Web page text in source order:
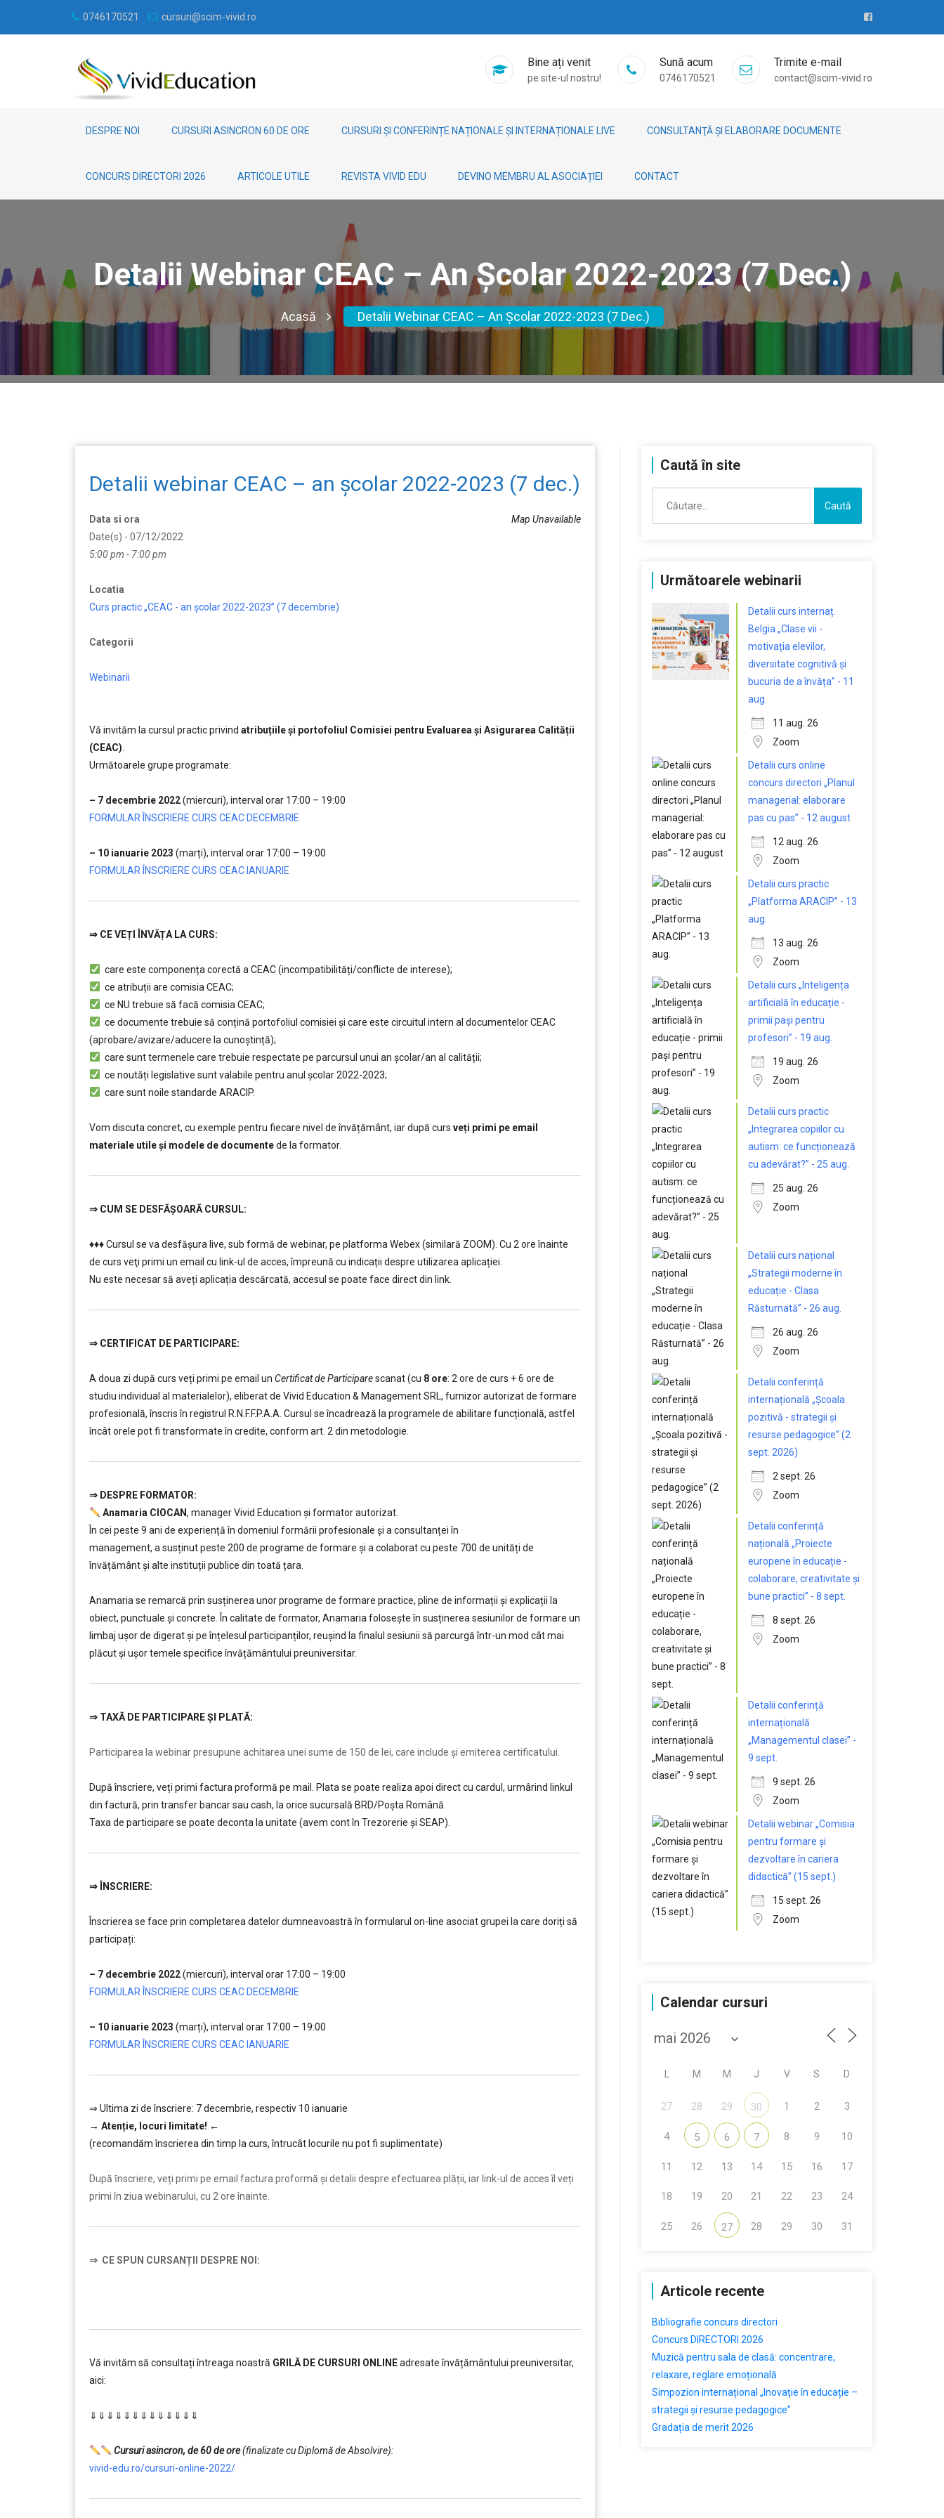
0746170521 cursuri@scim-vivid.ro
Bine ați venit
pe site-ul nostru!
Sună acum
0746170521
Trimite e-mail
contact@scim-vivid.ro
DESPRE NOI CURSURI ASINCRON 60 DE ORE CURSURI ȘI CONFERINȚE NAȚIONALE ȘI INTERNAȚIONALE LIVE CONSULTANŢĂ ȘI ELABORARE DOCUMENTE
CONCURS DIRECTORI 2026 ARTICOLE UTILE REVISTA VIVID EDU DEVINO MEMBRU AL ASOCIAȚIEI CONTACT
Detalii Webinar CEAC – An Școlar 2022-2023 (7 Dec.)
Acasă Detalii Webinar CEAC – An Școlar 2022-2023 (7 Dec.)
Detalii webinar CEAC – an școlar 2022-2023 (7 dec.)
Map Unavailable
Data si ora
Date(s) - 07/12/2022
5:00 pm - 7:00 pm
Locatia
Curs practic „CEAC - an școlar 2022-2023” (7 decembrie)
Categorii
Webinarii
Vă invităm la cursul practic privind atribuțiile și portofoliul Comisiei pentru Evaluarea și Asigurarea Calității
(CEAC)
Următoarele grupe programate:
– 7 decembrie 2022(miercuri), interval orar 17:00 – 19:00
FORMULAR ÎNSCRIERE CURS CEAC DECEMBRIE
– 10 ianuarie 2023 (marți), interval orar 17:00 – 19:00
FORMULAR ÎNSCRIERE CURS CEAC IANUARIE
⇒ CE VEȚI ÎNVĂȚA LA CURS:
care este componența corectă a CEAC (incompatibilități/conflicte de interese);
ce atribuții are comisia CEAC;
ce NU trebuie să facă comisia CEAC;
ce documente trebuie să conțină portofoliul comisiei și care este circuitul intern al documentelor CEAC
(aprobare/avizare/aducere la cunoştință);
care sunt termenele care trebuie respectate pe parcursul unui an şcolar/an al calității;
ce noutăți legislative sunt valabile pentru anul școlar 2022-2023;
care sunt noile standarde ARACIP.
Vom discuta concret, cu exemple pentru fiecare nivel de învățământ, iar după curs veți primi pe email
materiale utile și modele de documentede la formator.
⇒ CUM SE DESFĂȘOARĂ CURSUL:
♦♦♦ Cursul se va desfășura live, sub formă de webinar, pe platforma Webex (similară ZOOM). Cu 2 ore înainte
de curs veţi primi un email cu link-ul de acces, împreună cu indicații despre utilizarea aplicației.
Nu este necesar să aveți aplicația descărcată, accesul se poate face direct din link.
⇒ CERTIFICAT DE PARTICIPARE:
A doua zi după curs veți primi pe email un Certificat de Participarescanat (cu 8 ore: 2 ore de curs + 6 ore de
studiu individual al materialelor), eliberat de Vivid Education & Management SRL, furnizor autorizat de formare
profesională, înscris în registrul R.N.F.F.P.A.A. Cursul se încadrează la programele de abilitare funcțională, astfel
încât orele pot fi transformate în credite, conform art. 2 din metodologie.
⇒ DESPR E FORMATOR:
Anamaria CIOCAN, manager Vivid Education și formator autorizat.
În cei peste 9 ani de experiență în domeniul formării profesionale și a consultanței în
management, a susținut peste 200 de programe de formare și a colaborat cu peste 700 de unități de
învățământ şi alte instituții publice din toată țara.
Anamaria se remarcă prin susținerea unor programe de formare practice, pline de informații și explicații la
obiect, punctuale și concrete. În calitate de formator, Anamaria folosește în susținerea sesiunilor de formare un
limbaj ușor de digerat și pe înțelesul participanților, reușind la finalul sesiunii să parcurgă într-un mod cât mai
plăcut și ușor temele specifice învățământului preuniversitar.
⇒ TAXĂ DE PARTICIPARE ȘI PLATĂ:
Participarea la webinar presupune achitarea unei sume de 150 de lei, care include şi emiterea certificatului.
După înscriere, veți primi factura proformă pe mail. Plata se poate realiza apoi direct cu cardul, urmârind linkul
din factură, prin transfer bancar sau cash, la orice sucursală BRD/Poșta Română.
Taxa de participare se poate deconta la unitate (avem cont în Trezorerie și SEAP).
⇒ ÎNSCRIERE:
Înscrierea se face prin completarea datelor dumneavoastră în formularul on-line asociat grupei la care doriți să
participați:
– 7 decembrie 2022(miercuri), interval orar 17:00 – 19:00
FORMULAR ÎNSCRIERE CURS CEAC DECEMBRIE
– 10 ianuarie 2023 (marți), interval orar 17:00 – 19:00
FORMULAR ÎNSCRIERE CURS CEAC IANUARIE
⇒ Ultima zi de înscriere: 7 decembrie, respectiv 10 ianuarie
→ Atenție, locuri limitate! ←
(recomandăm înscrierea din timp la curs, întrucât locurile nu pot fi suplimentate)
După ȋnscriere, veți primi pe email factura proformă și detalii despre efectuarea plății, iar link-ul de acces îl veți
primi în ziua webinarului, cu 2 ore înainte.
⇒ CE SPUN CURSANȚII DESPRE NOI:
Vă invităm să consultați întreaga noastră GRILĂ DE CURSURI ONLINEadresate învățământului preuniversitar,
aici:
⇓⇓⇓⇓⇓⇓⇓⇓⇓⇓⇓⇓⇓
Cursuri asincron, de 60 de ore(finalizate cu Diplomă de Absolvire):
vivid-edu.ro/cursuri-online-2022/
Caută în site
după:
Următoarele webinarii
Detalii curs internaț.
Belgia „Clase vii -
motivația elevilor,
diversitate cognitivă și
bucuria de a învăța” - 11
aug.
11 aug. 26
Zoom
Detalii curs online
concurs directori „Planul
managerial: elaborare
pas cu pas” - 12 august
12 aug. 26
Zoom
Detalii curs practic
„Platforma ARACIP” - 13
aug.
13 aug. 26
Zoom
Detalii curs „Inteligența
artificială în educație -
primii pași pentru
profesori” - 19 aug.
19 aug. 26
Zoom
Detalii curs practic
„Integrarea copiilor cu
autism: ce funcționează
cu adevărat?” - 25 aug.
25 aug. 26
Zoom
Detalii curs național
„Strategii moderne în
educație - Clasa
Răsturnată” - 26 aug.
26 aug. 26
Zoom
Detalii conferință
internațională „Școala
pozitivă - strategii și
resurse pedagogice” (2
sept. 2026)
2 sept. 26
Zoom
Detalii conferință
națională „Proiecte
europene în educație -
colaborare, creativitate și
bune practici” - 8 sept.
8 sept. 26
Zoom
Detalii conferință
internațională
„Managementul clasei” -
9 sept.
9 sept. 26
Zoom
Detalii webinar „Comisia
pentru formare și
dezvoltare în cariera
didactică” (15 sept.)
15 sept. 26
Zoom
Calendar cursuri
M M J V S D
27 28 29 30 1 2 3
4 5 6 7 8 9 10
11 12 13 14 15 16 17
18 19 20 21 22 23 24
25 26 27 28 29 30 31
Articole recente
Bibliografie concurs directori
Concurs DIRECTORI 2026
Muzică pentru sala de clasă: concentrare,
relaxare, reglare emoțională
Simpozion internațional „Inovație în educație –
strategii și resurse pedagogice”
Gradația de merit 2026